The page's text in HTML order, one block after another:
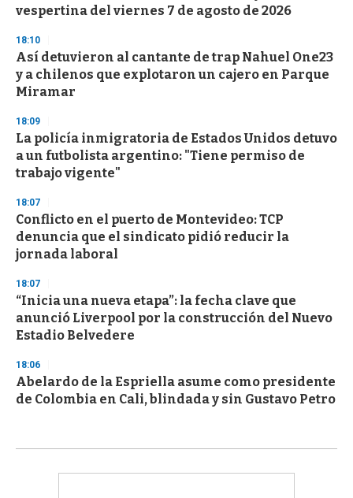
vespertina del viernes 7 de agosto de 2026
18:10
Así detuvieron al cantante de trap Nahuel One23
y a chilenos que explotaron un cajero en Parque
Miramar
18:09
La policía inmigratoria de Estados Unidos detuvo
a un futbolista argentino: "Tiene permiso de
trabajo vigente"
18:07
Conflicto en el puerto de Montevideo: TCP
denuncia que el sindicato pidió reducir la
jornada laboral
18:07
“Inicia una nueva etapa”: la fecha clave que
anunció Liverpool por la construcción del Nuevo
Estadio Belvedere
18:06
Abelardo de la Espriella asume como presidente
de Colombia en Cali, blindada y sin Gustavo Petro